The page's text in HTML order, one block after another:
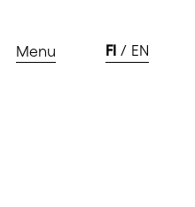
Menu FI EN